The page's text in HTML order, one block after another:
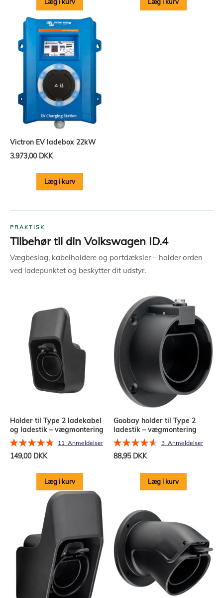
Victron EV ladebox 22kW
3.973,00 DKK
Læg i kurv
PRAKTISK
Tilbehør til din Volkswagen ID.4
Vægbeslag, kabelholdere og portdæksler – holder orden
ved ladepunktet og beskytter dit udstyr.
Holder til Type 2 ladekabel
og ladestik – vægmontering
Bedømmelse:
11 Anmeldelser
149,00 DKK
Læg i kurv
Goobay holder til Type 2
ladestik – vægmontering
Bedømmelse:
3Anmeldelser
88,95 DKK
Læg i kurv